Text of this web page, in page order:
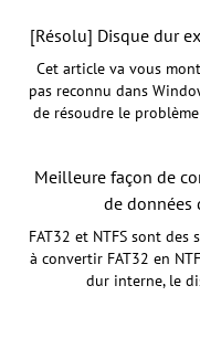
[Résolu] Disque dur
Cet article va vous
pas reconnu dans
de résoudre le
Meilleure façon de
de données
FAT32 et NTFS sont des
à convertir FAT32 en
dur interne, le